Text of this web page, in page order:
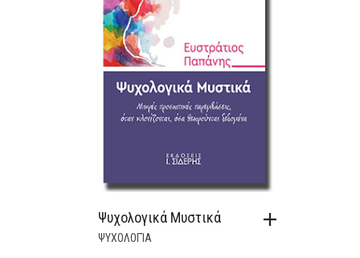
Ψυχολογικά Μυστικά
ΨΥΧΟΛΟΓΊΑ